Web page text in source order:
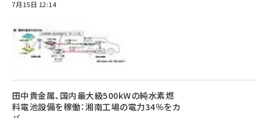
7月15日 12:14
田中貴金属、国内最大級500kWの純水素燃
料電池設備を稼働：湘南工場の電力34％をカ